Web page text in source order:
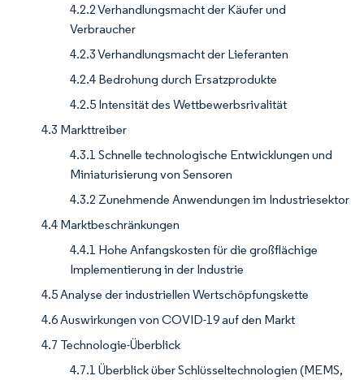
4.2.2 Verhandlungsmacht der Käufer und
Verbraucher
4.2.3 Verhandlungsmacht der Lieferanten
4.2.4 Bedrohung durch Ersatzprodukte
4.2.5 Intensität des Wettbewerbsrivalität
4.3 Markttreiber
4.3.1 Schnelle technologische Entwicklungen und
Miniaturisierung von Sensoren
4.3.2 Zunehmende Anwendungen im Industriesektor
4.4 Marktbeschränkungen
4.4.1 Hohe Anfangskosten für die großflächige
Implementierung in der Industrie
4.5 Analyse der industriellen Wertschöpfungskette
4.6 Auswirkungen von COVID-19 auf den Markt
4.7 Technologie-Überblick
4.7.1 Überblick über Schlüsseltechnologien (MEMS,